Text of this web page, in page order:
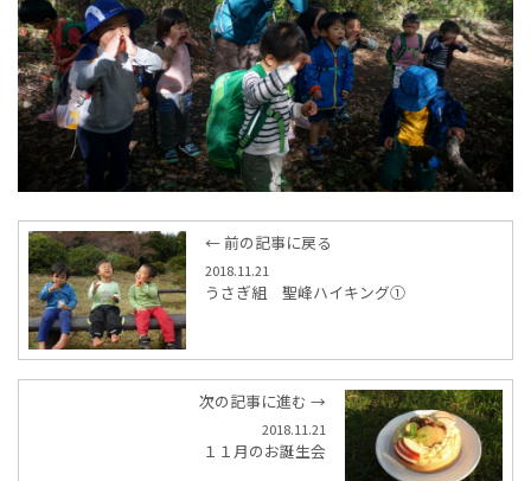
← 前の記事に戻る
2018.11.21
うさぎ組 聖峰ハイキング①
次の記事に進む →
2018.11.21
１１月のお誕生会